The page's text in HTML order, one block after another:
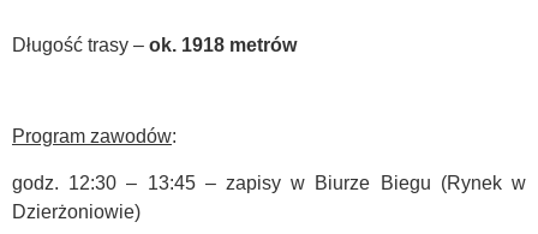
Długość trasy – ok. 1918 metrów
Program zawodów:
godz. 12:30 – 13:45 – zapisy w Biurze Biegu (Rynek w
Dzierżoniowie)